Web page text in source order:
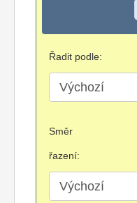
Řadit podle:
Směr
řazení: